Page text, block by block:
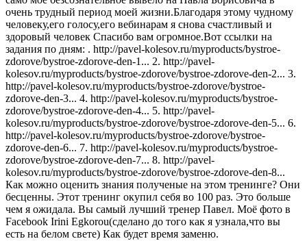
очень трудный период моей жизни.Благодаря этому чудному
человеку,его голосу,его вебинарам я снова счастливый и
здоровый человек Спасибо вам огромное.Вот ссылки на
задания по дням: . http://pavel-kolesov.ru/myproducts/bystroe-
zdorove/bystroe-zdorove-den-1... 2. http://pavel-
kolesov.ru/myproducts/bystroe-zdorove/bystroe-zdorove-den-2... 3.
http://pavel-kolesov.ru/myproducts/bystroe-zdorove/bystroe-
zdorove-den-3... 4. http://pavel-kolesov.ru/myproducts/bystroe-
zdorove/bystroe-zdorove-den-4... 5. http://pavel-
kolesov.ru/myproducts/bystroe-zdorove/bystroe-zdorove-den-5... 6.
http://pavel-kolesov.ru/myproducts/bystroe-zdorove/bystroe-
zdorove-den-6... 7. http://pavel-kolesov.ru/myproducts/bystroe-
zdorove/bystroe-zdorove-den-7... 8. http://pavel-
kolesov.ru/myproducts/bystroe-zdorove/bystroe-zdorove-den-8...
Как можно оценить знания полученые на этом тренинге? Они
бесценны. Этот тренинг окупил себя во 100 раз. Это больше
чем я ожидала. Вы самый лучший тренер Павел. Моё фото в
Facebook Irini Egkorou(сделано до того как я узнала,что вы
есть на белом свете) Как будет время заменю.